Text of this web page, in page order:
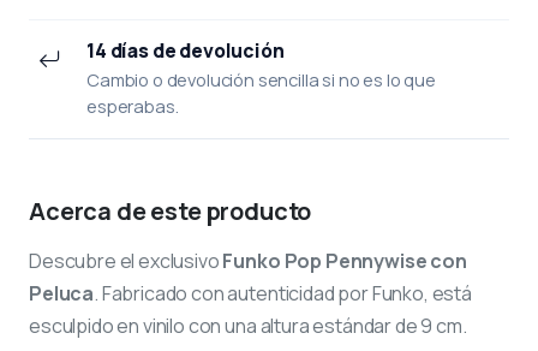
14 días de devolución
Cambio o devolución sencilla si no es lo que
esperabas.
Acerca de este producto
Descubre el exclusivoFunko Pop Pennywise con
Peluca. Fabricado con autenticidad por Funko, está
esculpido en vinilo con una altura estándar de 9 cm.